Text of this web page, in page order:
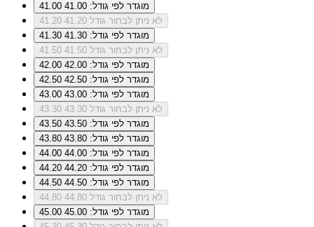
41.00
מוגדר לפי גודל: 41.00
41.20
לא ניתן לבחור גודל 41.20
41.30
מוגדר לפי גודל: 41.30
41.50
לא ניתן לבחור גודל 41.50
42.00
מוגדר לפי גודל: 42.00
42.50
מוגדר לפי גודל: 42.50
43.00
מוגדר לפי גודל: 43.00
43.30
לא ניתן לבחור גודל 43.30
43.50
מוגדר לפי גודל: 43.50
43.80
מוגדר לפי גודל: 43.80
44.00
מוגדר לפי גודל: 44.00
44.20
מוגדר לפי גודל: 44.20
44.50
מוגדר לפי גודל: 44.50
44.80
לא ניתן לבחור גודל 44.80
45.00
מוגדר לפי גודל: 45.00